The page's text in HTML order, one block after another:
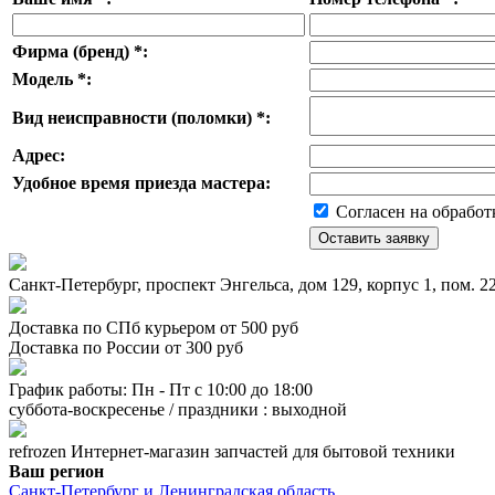
Фирма (бренд) *:
Модель *:
Вид неисправности (поломки) *:
Адрес:
Удобное время приезда мастера:
Согласен на
Санкт-Петербург, проспект Энгельса, дом 129, корпус 1, пом.
Доставка по СПб курьером от 500 руб
Доставка по России от 300 руб
График работы: Пн - Пт с 10:00 до 18:00
суббота-воскресенье / праздники : выходной
refrozen Интернет-магазин запчастей для бытовой техники
Ваш регион